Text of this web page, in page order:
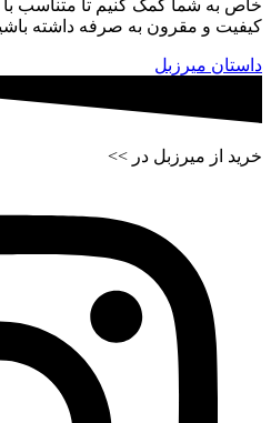
خاص به شما کمک کنیم تا متناسب با
کیفیت و مقرون به صرفه داشته
داستان میرزبل
خرید از میرزبل در >>